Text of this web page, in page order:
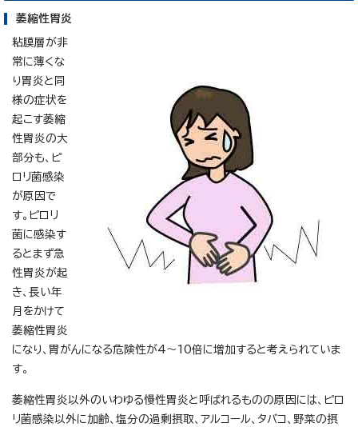
萎縮性胃炎
粘膜層が非
常に薄くな
り胃炎と同
様の症状を
起こす萎縮
性胃炎の大
部分も、ピ
ロリ菌感染
が原因で
す。ピロリ
菌に感染す
るとまず急
性胃炎が起
き、長い年
月をかけて
萎縮性胃炎
になり、胃がんになる危険性が4～10倍に増加すると考えられていま
す。
萎縮性胃炎以外のいわゆる慢性胃炎と呼ばれるものの原因には、ピロ
リ菌感染以外に加齢、塩分の過剰摂取、アルコール、タバコ、野菜の摂